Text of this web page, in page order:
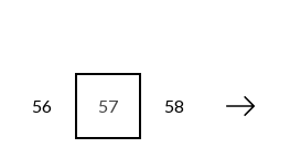
56 57 58